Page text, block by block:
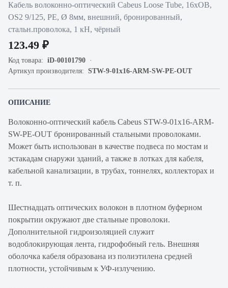
Кабель волоконно-оптический Cabeus Loose Tube, 16хОВ,
OS2 9/125, PE, Ø 8мм, внешний, бронированный,
стальн.проволока, 1 кН, чёрный
123.49 ₽
Код товара: iD-00101790
Артикул производителя: STW-9-01x16-ARM-SW-PE-OUT
ОПИСАНИЕ
Волоконно-оптический кабель Cabeus STW-9-01x16-ARM-
SW-PE-OUT бронированный стальными проволоками.
Может быть использован в качестве подвеса по мостам и
эстакадам снаружи зданий, а также в лотках для кабеля,
кабельной канализации, в трубах, тоннелях, коллекторах и
т. п.
Шестнадцать оптических волокон в плотном буферном
покрытии окружают две стальные проволоки.
Дополнительной гидроизоляцией служит
водоблокирующая лента, гидрофобный гель. Внешняя
оболочка кабеля образована из полиэтилена средней
плотности, устойчивым к УФ-излучению.